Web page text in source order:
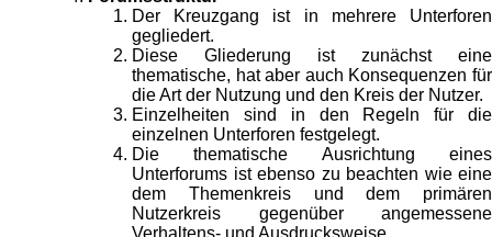
Der Kreuzgang ist in mehrere Unterforen
gegliedert.
Diese Gliederung ist zunächst eine
thematische, hat aber auch Konsequenzen für
die Art der Nutzung und den Kreis der Nutzer.
Einzelheiten sind in den Regeln für die
einzelnen Unterforen festgelegt.
Die thematische Ausrichtung eines
Unterforums ist ebenso zu beachten wie eine
dem Themenkreis und dem primären
Nutzerkreis gegenüber angemessene